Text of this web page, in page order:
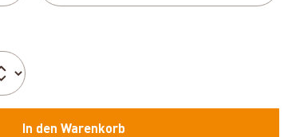
In den Warenkorb